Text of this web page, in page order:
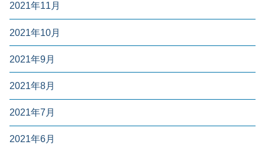
2021年11月
2021年10月
2021年9月
2021年8月
2021年7月
2021年6月